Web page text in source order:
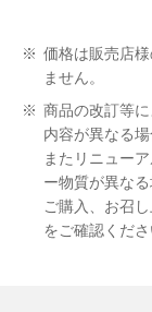
※ 価格は販売店
ません。
※ 商品の改訂等
内容が異なる場
またリニュー
ー物質が異なる
ご購入、お召
をご確認くださ